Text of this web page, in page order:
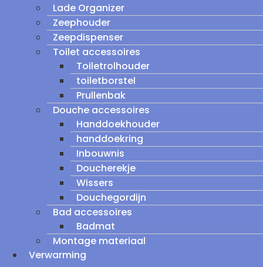
Lade Organizer
Zeephouder
Zeepdispenser
Toilet accessoires
Toiletrolhouder
toiletborstel
Prullenbak
Douche accessoires
Handdoekhouder
handdoekring
Inbouwnis
Doucherekje
Wissers
Douchegordijn
Bad accessoires
Badmat
Montage materiaal
Verwarming